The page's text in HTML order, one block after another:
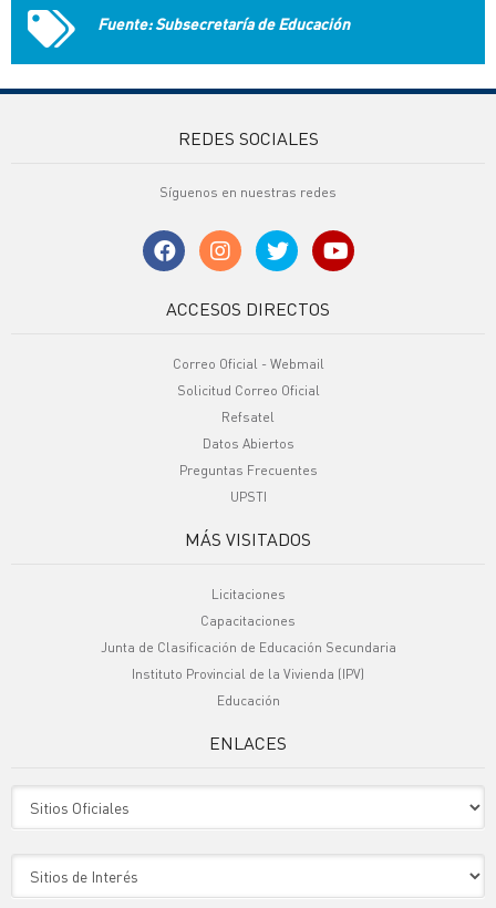
Fuente: Subsecretaría de Educación
REDES SOCIALES
Síguenos en nuestras redes
ACCESOS DIRECTOS
Correo Oficial - Webmail
Solicitud Correo Oficial
Refsatel
Datos Abiertos
Preguntas Frecuentes
UPSTI
MÁS VISITADOS
Licitaciones
Capacitaciones
Junta de Clasificación de Educación Secundaria
Instituto Provincial de la Vivienda (IPV)
Educación
ENLACES